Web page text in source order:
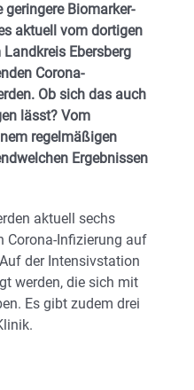
Biomarker-
aktuell vom dortigen
Ebersberg
Corona-
Ob sich das auch
lässt? Vom
regelmäßigen
Ergebnissen
aktuell sechs
Corona-Infizierung auf
der Intensivstation
werden, die sich mit
Es gibt zudem drei